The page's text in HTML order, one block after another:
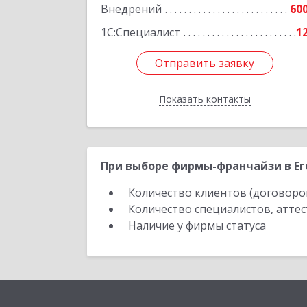
Внедрений
1С:Специалист
Отправить заявку
Показать контакты
Отправить заявку
Назад
При выборе фирмы-франчайзи в
Количество клиентов
Количество специалистов,
Наличие у фирмы статуса